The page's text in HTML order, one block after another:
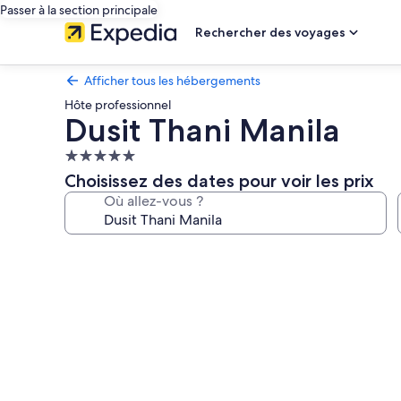
Passer à la section principale
Rechercher des voyages
Afficher tous les hébergements
Hôte professionnel
Dusit Thani Manila
Hébergement
5.0 étoiles
Choisissez des dates pour voir les prix
Où allez-vous ?